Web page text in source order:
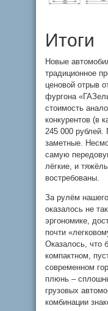
Итоги
Новые
традиционное
ценовой отрыв
фургона
стоимость
конкурентов (в
245 000 рублей.
заметные.
самую
лёгкие, и
востребованы.
За рулём
оказалось не
эргономике,
почти
Оказалось, что
компактном,
современном
плюнь –
грузовых
комбинации